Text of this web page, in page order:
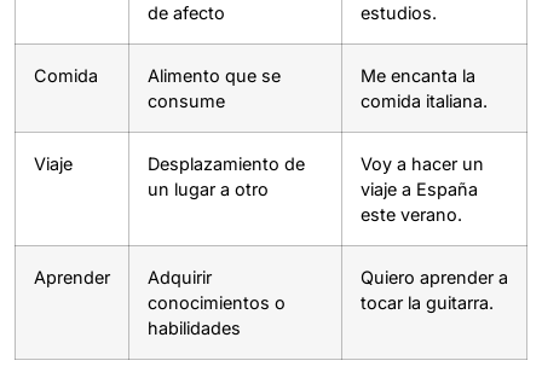
de afecto
estudios.
Comida
Alimento que se
consume
Me encanta la
comida italiana.
Viaje
Desplazamiento de
un lugar a otro
Voy a hacer un
viaje a España
este verano.
Aprender
Adquirir
conocimientos o
habilidades
Quiero aprender a
tocar la guitarra.